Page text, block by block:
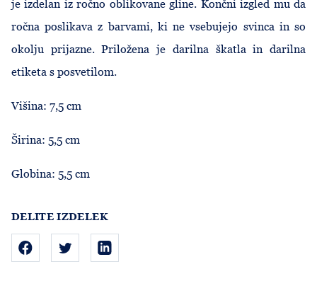
DELITE IZDELEK
je izdelan iz ročno oblikovane gline. Končni izgled mu da
ročna poslikava z barvami, ki ne vsebujejo svinca in so
okolju prijazne. Priložena je darilna škatla in darilna
etiketa s posvetilom.
Višina: 7,5 cm
Širina: 5,5 cm
Globina: 5,5 cm